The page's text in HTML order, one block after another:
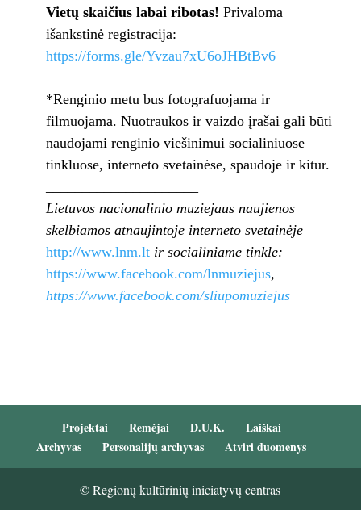
Vietų skaičius labai ribotas! Privaloma
išankstinė registracija:
https://forms.gle/Yvzau7xU6oJHBtBv6
*Renginio metu bus fotografuojama ir
filmuojama. Nuotraukos ir vaizdo įrašai gali būti
naudojami renginio viešinimui socialiniuose
tinkluose, interneto svetainėse, spaudoje ir kitur.
Lietuvos nacionalinio muziejaus naujienos
skelbiamos atnaujintoje interneto svetainėje
http://www.lnm.lt ir socialiniame tinkle:
https://www.facebook.com/lnmuziejus,
https://www.facebook.com/sliupomuziejus
Projektai Remėjai D.U.K.
Laiškai
Archyvas
Personalijų archyvas Atviri duomenys
© Regionų kultūrinių iniciatyvų centras